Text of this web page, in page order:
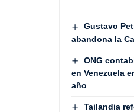
Gustavo
abandona la
ONG
en Venezuela
año
Tailandia